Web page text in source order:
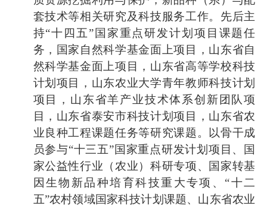
套技术等相关研究及科技服务工作。先后主
持“十四五”国家重点研发计划项目课题任
务，国家自然科学基金面上项目，山东省自
然科学基金面上项目，山东省高等学校科技
计划项目，山东农业大学青年教师科技计划
项目，山东省羊产业技术体系创新团队项
目，山东省泰安市科技计划项目，山东省农
业良种工程课题任务等研究课题。以骨干成
员参与“十三五”国家重点研发计划项目、国
家公益性行业（农业）科研专项、国家转基
因生物新品种培育科技重大专项、 “十二
五”农村领域国家科技计划课题、山东省农业